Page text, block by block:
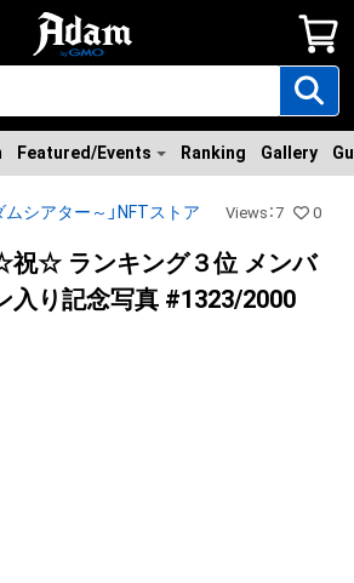
Featured/Events Ranking Gallery
ムシアター～」NFTストア Views ：7 0
祝☆ ランキング３位 メンバ
入り記念写真 #1323/2000